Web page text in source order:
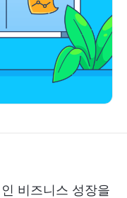
비즈니스 성장을